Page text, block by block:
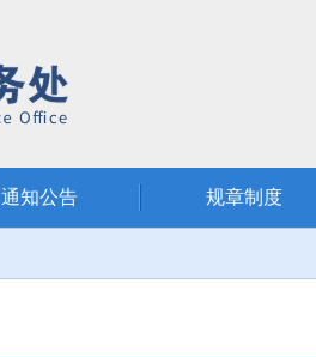
通知公告 规章制度